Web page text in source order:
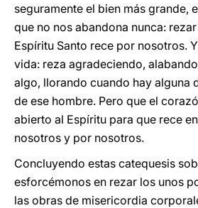
seguramente el bien más grande,
que no nos abandona nunca:
Espíritu Santo rece por nosotros.
vida: reza agradeciendo,
algo, llorando cuando hay alguna
de ese hombre. Pero que el
abierto al Espíritu para que rece
nosotros y por nosotros.
Concluyendo estas catequesis
esforcémonos en rezar los unos
las obras de misericordia